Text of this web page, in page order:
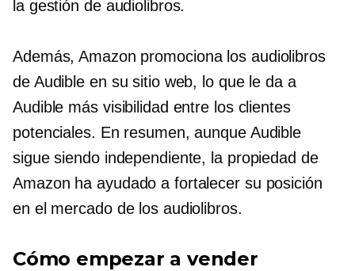
la gestión de audiolibros.
Además, Amazon promociona los audiolibros
de Audible en su sitio web, lo que le da a
Audible más visibilidad entre los clientes
potenciales. En resumen, aunque Audible
sigue siendo independiente, la propiedad de
Amazon ha ayudado a fortalecer su posición
en el mercado de los audiolibros.
Cómo empezar a vender